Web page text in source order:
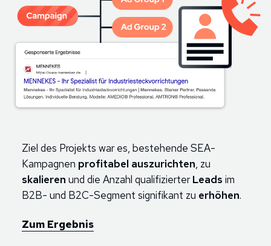
Ziel des Projekts war es, bestehende SEA-
Kampagnen profitabel auszurichten, zu
skalieren und die Anzahl qualifizierterLeads im
B2B- und B2C-Segment signifikant zu erhöhen.
Zum Ergebnis